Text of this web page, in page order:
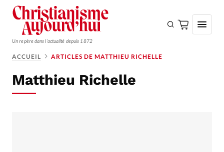
Un repère dans l'actualité depuis 1872
Monde
ACCUEIL ARTICLES DE MATTHIEU RICHELLE
Matthieu Richelle